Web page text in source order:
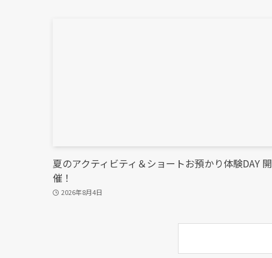
夏のアクティビティ＆ショートお預かり体験DAY 開
催！
2026年8月4日